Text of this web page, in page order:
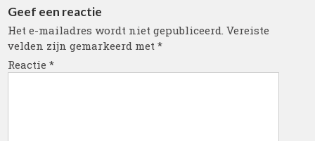
Geef een reactie
Het e-mailadres wordt niet gepubliceerd. Vereiste
velden zijn gemarkeerd met*
Reactie*